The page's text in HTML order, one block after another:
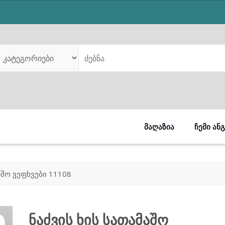
ᲛᲐᲦᲐᲖᲘᲐ ᲩᲔᲛᲘ
ვეფხვები 11108
ნაძვის ხის სათამაშო
₾179.00.₾158.00.